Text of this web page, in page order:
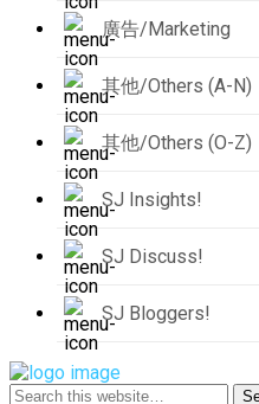
廣告/Marketing
其他/Others (A-N)
其他/Others (O-Z)
SJ Insights!
SJ Discuss!
SJ Bloggers!